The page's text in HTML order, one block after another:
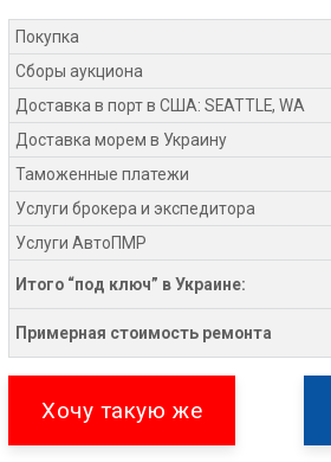
Покупка
Сборы аукциона
Доставка в порт в США: SEATTLE, WA
Доставка морем в Украину
Таможенные платежи
Услуги брокера и экспедитора
Услуги АвтоПМР
Итого “под ключ” в Украине:
Примерная стоимость ремонта
Хочу такую же